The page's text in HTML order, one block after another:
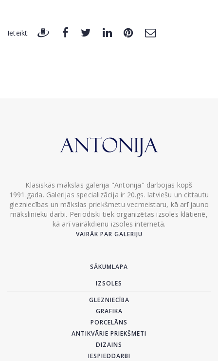
Ieteikt:
Klasiskās mākslas galerija "Antonija" darbojas kopš
1991.gada. Galerijas specializācija ir 20.gs. latviešu un cittautu
glezniecības un mākslas priekšmetu vecmeistaru, kā arī jauno
mākslinieku darbi. Periodiski tiek organizētas izsoles klātienē,
kā arī vairākdienu izsoles internetā.
VAIRĀK PAR GALERIJU
SĀKUMLAPA
IZSOLES
GLEZNIECĪBA
GRAFIKA
PORCELĀNS
ANTIKVĀRIE PRIEKŠMETI
DIZAINS
IESPIEDDARBI